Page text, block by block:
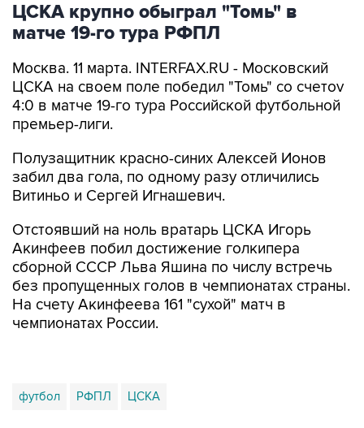
ЦСКА крупно обыграл "Томь" в
матче 19-го тура РФПЛ
Москва. 11 марта. INTERFAX.RU - Московский
ЦСКА на своем поле победил "Томь" со счетоv
4:0 в матче 19-го тура Российской футбольной
премьер-лиги.
Полузащитник красно-синих Алексей Ионов
забил два гола, по одному разу отличились
Витиньо и Сергей Игнашевич.
Отстоявший на ноль вратарь ЦСКА Игорь
Акинфеев побил достижение голкипера
сборной СССР Льва Яшина по числу встречь
без пропущенных голов в чемпионатах страны.
На счету Акинфеева 161 "сухой" матч в
чемпионатах России.
футбол РФПЛ ЦСКА